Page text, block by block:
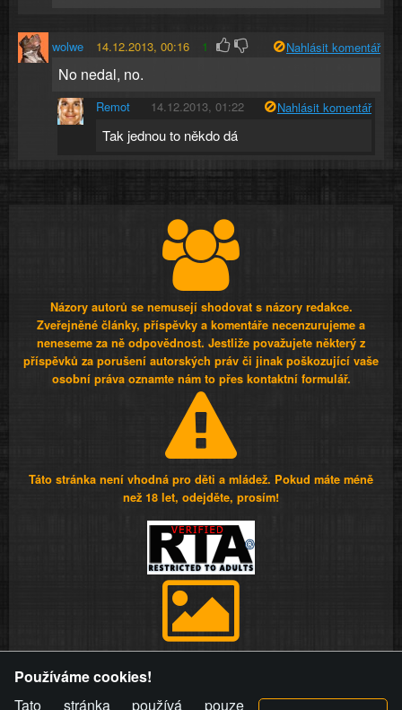
wolwe 14.12.2013, 00:16 1 Nahlásit komentář
No nedal, no.
Remot 14.12.2013, 01:22 Nahlásit komentář
Tak jednou to někdo dá
Názory autorů se nemusejí shodovat s názory redakce.
Zveřejněné články, příspěvky a komentáře necenzurujeme a
neneseme za ně odpovědnost. Jestliže považujete některý z
příspěvků za porušení autorských práv či jinak poškozující vaše
osobní práva oznamte nám to přes kontaktní formulář.
Táto stránka není vhodná pro děti a mládež. Pokud máte méně
než 18 let, odejděte, prosím!
videa a komentáře. Osoba, které se toto opatření provozovatele
stránky týče, ani osoba, která umístila fotografii nebo video na
Používáme cookies!
Tato stránka používá pouze